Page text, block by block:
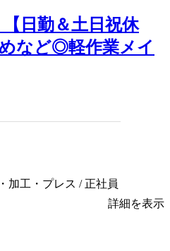
【日勤＆土日祝休
など◎軽作業メイ
加工・プレス / 正社員
詳細を表示